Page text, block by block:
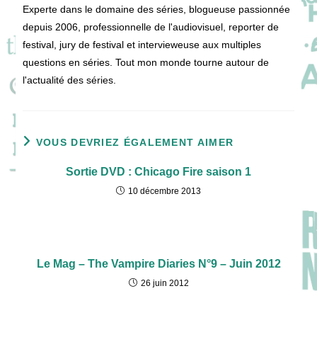
Experte dans le domaine des séries, blogueuse passionnée
depuis 2006, professionnelle de l'audiovisuel, reporter de
festival, jury de festival et intervieweuse aux multiples
questions en séries. Tout mon monde tourne autour de
l'actualité des séries.
VOUS DEVRIEZ ÉGALEMENT AIMER
Sortie DVD : Chicago Fire saison 1
10 décembre 2013
Le Mag – The Vampire Diaries N°9 – Juin 2012
26 juin 2012